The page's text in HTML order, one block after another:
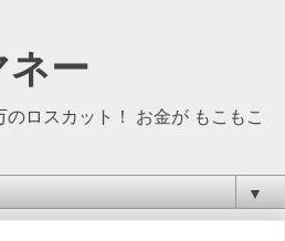
ネー
ロスカット！ お金が もこもこ
▼